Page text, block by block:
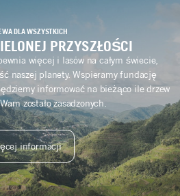
DLA WSZYSTKICH
PRZYSZŁOŚCI
więcej i lasów na całym świecie,
naszej planety. Wspieramy fundację
informować na bieżąco ile drzew
zostało zasadzonych.
informacji